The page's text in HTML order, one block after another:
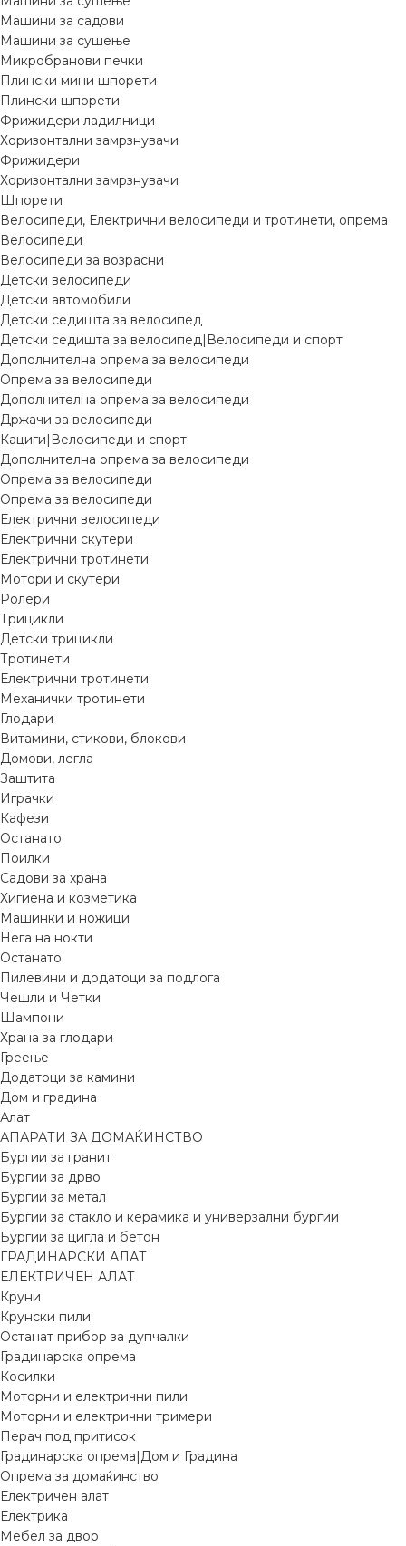
Машини за садови
Машини за сушење
Микробранови печки
Плински мини шпорети
Плински шпорети
Фрижидери ладилници
Хоризонтални замрзнувачи
Фрижидери
Хоризонтални замрзнувачи
Шпорети
Велосипеди, Електрични велосипеди и тротинети, опрема
Велосипеди
Велосипеди за возрасни
Детски велосипеди
Детски автомобили
Детски седишта за велосипед
Детски седишта за велосипед|Велосипеди и спорт
Дополнителна опрема за велосипеди
Опрема за велосипеди
Дополнителна опрема за велосипеди
Држачи за велосипеди
Кациги|Велосипеди и спорт
Дополнителна опрема за велосипеди
Опрема за велосипеди
Опрема за велосипеди
Електрични велосипеди
Електрични скутери
Електрични тротинети
Мотори и скутери
Ролери
Трицикли
Детски трицикли
Тротинети
Електрични тротинети
Механички тротинети
Глодари
Витамини, стикови, блокови
Домови, легла
Заштита
Играчки
Кафези
Останато
Поилки
Садови за храна
Хигиена и козметика
Машинки и ножици
Нега на нокти
Останато
Пилевини и додатоци за подлога
Чешли и Четки
Шампони
Храна за глодари
Греење
Додатоци за камини
Дом и градина
Алат
АПАРАТИ ЗА ДОМАЌИНСТВО
Бургии за гранит
Бургии за дрво
Бургии за метал
Бургии за стакло и керамика и универзални бургии
Бургии за цигла и бетон
ГРАДИНАРСКИ АЛАТ
ЕЛЕКТРИЧЕН АЛАТ
Круни
Крунски пили
Останат прибор за дупчалки
Градинарска опрема
Косилки
Моторни и електрични пили
Моторни и електрични тримери
Перач под притисок
Градинарска опрема|Дом и Градина
Опрема за домаќинство
Електричен алат
Електрика
Мебел за двор